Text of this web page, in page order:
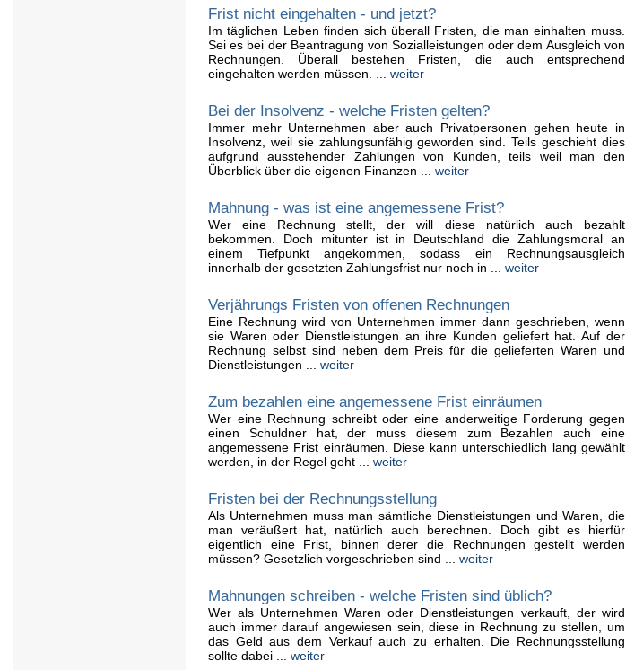
Frist nicht eingehalten - und jetzt?
Im täglichen Leben finden sich überall Fristen, die man einhalten muss.
Sei es bei der Beantragung von Sozialleistungen oder dem Ausgleich von
Rechnungen. Überall bestehen Fristen, die auch entsprechend
eingehalten werden müssen. ... weiter
Bei der Insolvenz - welche Fristen gelten?
Immer mehr Unternehmen aber auch Privatpersonen gehen heute in
Insolvenz, weil sie zahlungsunfähig geworden sind. Teils geschieht dies
aufgrund ausstehender Zahlungen von Kunden, teils weil man den
Überblick über die eigenen Finanzen ... weiter
Mahnung - was ist eine angemessene Frist?
Wer eine Rechnung stellt, der will diese natürlich auch bezahlt
bekommen. Doch mitunter ist in Deutschland die Zahlungsmoral an
einem Tiefpunkt angekommen, sodass ein Rechnungsausgleich
innerhalb der gesetzten Zahlungsfrist nur noch in ... weiter
Verjährungs Fristen von offenen Rechnungen
Eine Rechnung wird von Unternehmen immer dann geschrieben, wenn
sie Waren oder Dienstleistungen an ihre Kunden geliefert hat. Auf der
Rechnung selbst sind neben dem Preis für die gelieferten Waren und
Dienstleistungen ... weiter
Zum bezahlen eine angemessene Frist einräumen
Wer eine Rechnung schreibt oder eine anderweitige Forderung gegen
einen Schuldner hat, der muss diesem zum Bezahlen auch eine
angemessene Frist einräumen. Diese kann unterschiedlich lang gewählt
werden, in der Regel geht ... weiter
Fristen bei der Rechnungsstellung
Als Unternehmen muss man sämtliche Dienstleistungen und Waren, die
man veräußert hat, natürlich auch berechnen. Doch gibt es hierfür
eigentlich eine Frist, binnen derer die Rechnungen gestellt werden
müssen? Gesetzlich vorgeschrieben sind ... weiter
Mahnungen schreiben - welche Fristen sind üblich?
Wer als Unternehmen Waren oder Dienstleistungen verkauft, der wird
auch immer darauf angewiesen sein, diese in Rechnung zu stellen, um
das Geld aus dem Verkauf auch zu erhalten. Die Rechnungsstellung
sollte dabei ... weiter